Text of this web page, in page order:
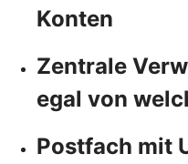
Konten
Zentrale
egal von
Postfach mit